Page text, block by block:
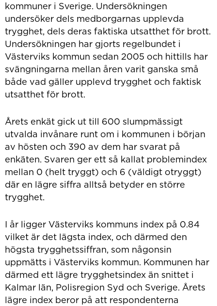
kommuner i Sverige. Undersökningen
undersöker dels medborgarnas upplevda
trygghet, dels deras faktiska utsatthet för brott.
Undersökningen har gjorts regelbundet i
Västerviks kommun sedan 2005 och hittills har
svängningarna mellan åren varit ganska små
både vad gäller upplevd trygghet och faktisk
utsatthet för brott.
Årets enkät gick ut till 600 slumpmässigt
utvalda invånare runt om i kommunen i början
av hösten och 390 av dem har svarat på
enkäten. Svaren ger ett så kallat problemindex
mellan 0 (helt tryggt) och 6 (väldigt otryggt)
där en lägre siffra alltså betyder en större
trygghet.
I år ligger Västerviks kommuns index på 0.84
vilket är det lägsta index, och därmed den
högsta trygghetssiffran, som någonsin
uppmätts i Västerviks kommun. Kommunen har
därmed ett lägre trygghetsindex än snittet i
Kalmar län, Polisregion Syd och Sverige. Årets
lägre index beror på att respondenterna